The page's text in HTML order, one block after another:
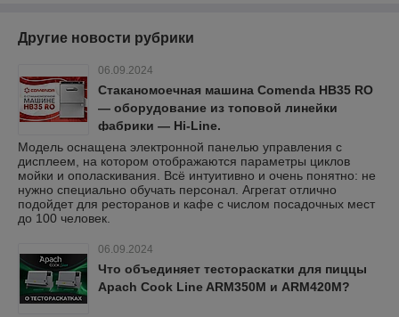
Другие новости рубрики
06.09.2024
Стаканомоечная машина Comenda HB35 RO
— оборудование из топовой линейки
фабрики — Hi-Line.
Модель оснащена электронной панелью управления с
дисплеем, на котором отображаются параметры циклов
мойки и ополаскивания. Всё интуитивно и очень понятно: не
нужно специально обучать персонал. Агрегат отлично
подойдет для ресторанов и кафе с числом посадочных мест
до 100 человек.
06.09.2024
Что объединяет тестораскатки для пиццы
Apach Cook Line ARM350M и ARM420M?